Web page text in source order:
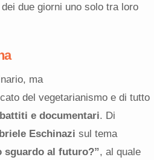
due giorni uno solo tra loro
ma
del vegetarianismo e di tutto
e documentari. Di
Eschinazi sul tema
al futuro?”, al quale